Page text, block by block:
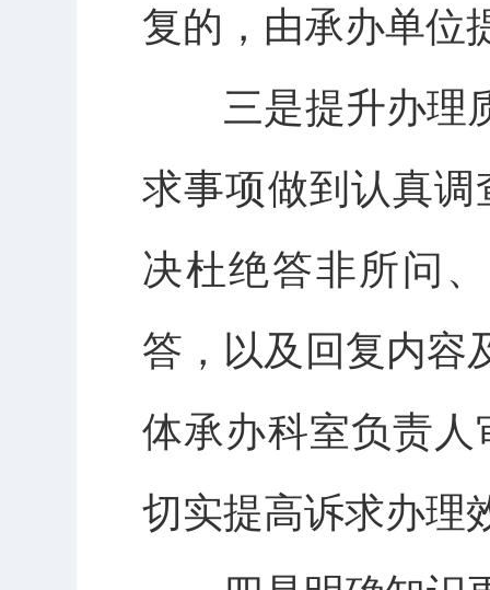
复的，由承办单位
三是提升办理质
求事项做到认真
决杜绝答非所问
答，以及回复内容
体承办科室负责
切实提高诉求办理